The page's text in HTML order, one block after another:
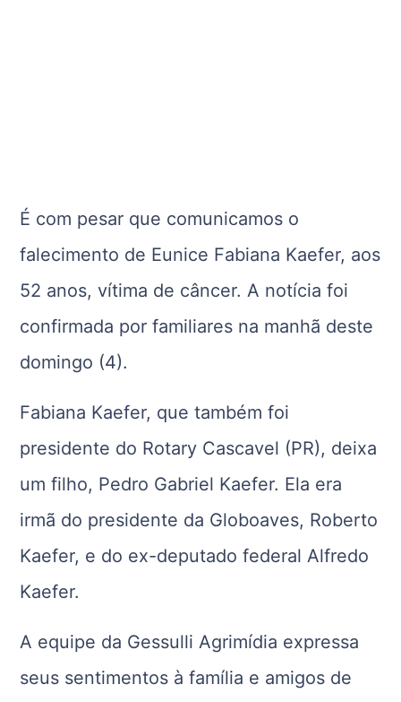
É com pesar que comunicamos o
falecimento de Eunice Fabiana Kaefer, aos
52 anos, vítima de câncer. A notícia foi
confirmada por familiares na manhã deste
domingo (4).
Fabiana Kaefer, que também foi
presidente do Rotary Cascavel (PR), deixa
um filho, Pedro Gabriel Kaefer. Ela era
irmã do presidente da Globoaves, Roberto
Kaefer, e do ex-deputado federal Alfredo
Kaefer.
A equipe da Gessulli Agrimídia expressa
seus sentimentos à família e amigos de